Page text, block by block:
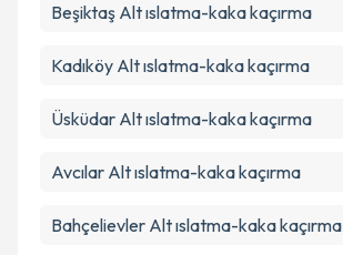
Beşiktaş Alt ıslatma-kaka kaçırma
Kadıköy Alt ıslatma-kaka kaçırma
Üsküdar Alt ıslatma-kaka kaçırma
Avcılar Alt ıslatma-kaka kaçırma
Bahçelievler Alt ıslatma-kaka kaçırma